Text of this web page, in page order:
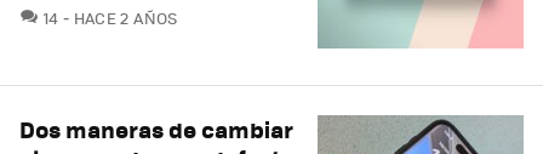
14 COMENTARIOS
HACE 2 AÑOS
Dos maneras de cambiar